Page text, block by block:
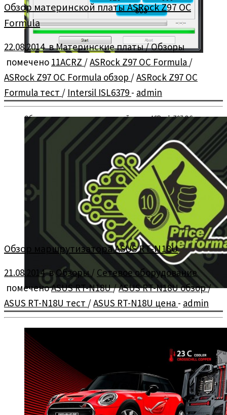
Обзор и тестирование материнской платы ASRock Z97 OC
Formula.
Обзор материнской платы ASRock Z97 OC
Formula
22.08.2014вМатеринские платы/Обзоры
помечено 11ACRZ /ASRock Z97 OC Formula /
ASRock Z97 OC Formula обзор /ASRock Z97 OC
Formula тест / Intersil ISL6379 - admin
Обзор и тестирование маршрутизатора среднего ценового
диапазона — ASUS RT-N18U.
Обзор маршрутизатора ASUS RT-N18U
21.08.2014вОбзоры/ Сетевое оборудование
помеченоASUS RT-N18U/ASUS RT-N18U обзор/
ASUS RT-N18U тест /ASUS RT-N18U цена - admin